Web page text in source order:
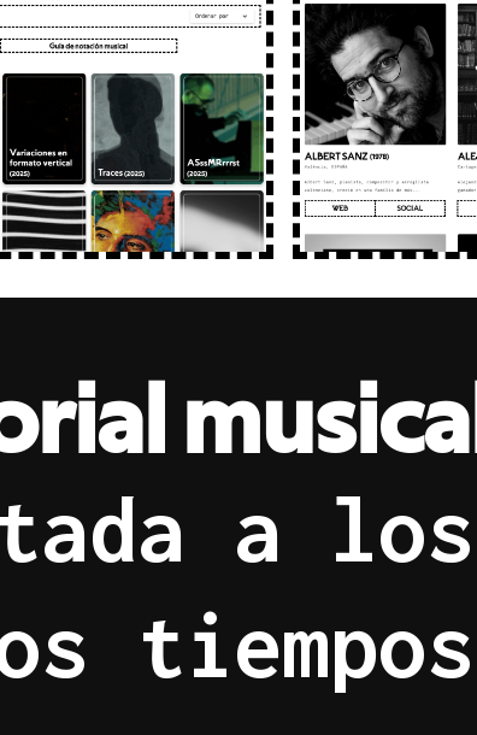
rialmusica
tada a los
s tiempos